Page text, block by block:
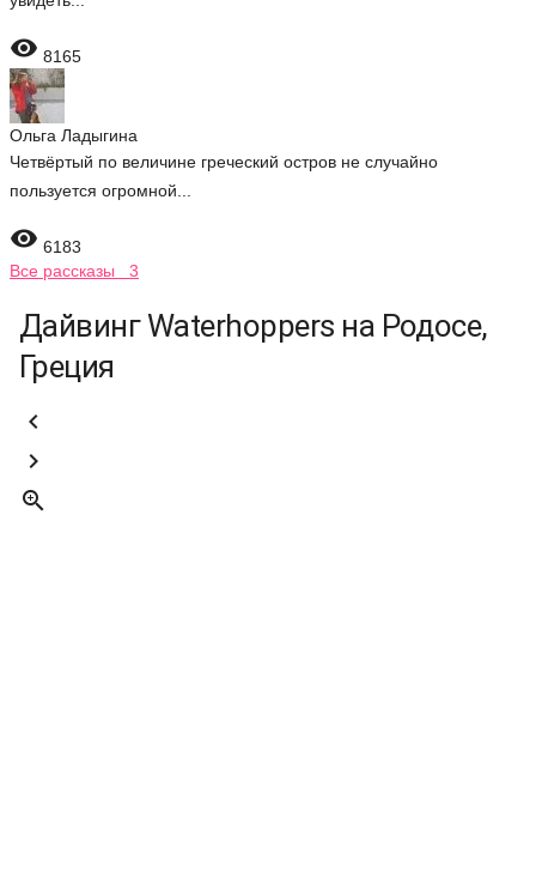
 8165
Ольга Ладыгина
Четвёртый по величине греческий остров не случайно
пользуется огромной...
 6183
Все рассказы 3
Дайвинг Waterhoppers на Родосе,
Греция


